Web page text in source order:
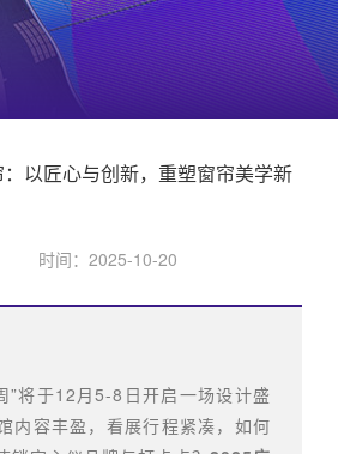
以匠心与创新，重塑窗帘美学新
时间：2025-10-20
”将于12月5-8日开启一场设计盛
内容丰盈，看展行程紧凑，如何